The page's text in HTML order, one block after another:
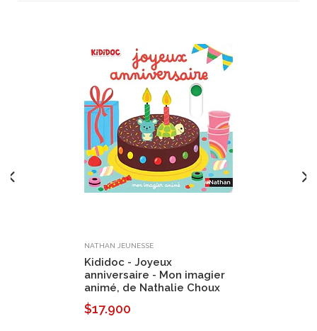
NATHAN JEUNESSE
Kididoc - Joyeux
anniversaire - Mon imagier
animé, de Nathalie Choux
$17.900